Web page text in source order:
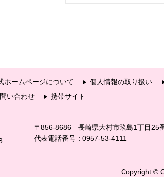
ホームページについて 個人情報の取り扱い
い合わせ 携帯サイト
〒856-8686 長崎県大村市玖島1丁目25
代表電話番号：0957-53-4111
Copyright ©